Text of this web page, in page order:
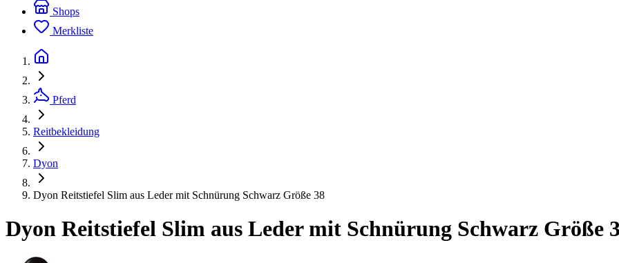
Shops
Merkliste
Pferd
Reitbekleidung
Dyon
Dyon Reitstiefel Slim aus Leder mit Schnürung Schwarz Größe 38
Dyon Reitstiefel Slim aus Leder mit Schnürung Schwarz Größe